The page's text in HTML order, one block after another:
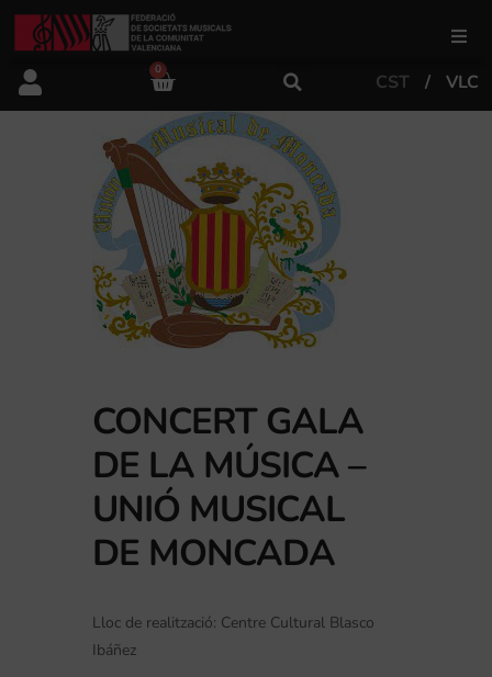
FSMCV
Àrea de gestió
Àrea educativa
Àrea Artística
0
CST VLC
CONCERT GALA
DE LA MÚSICA –
UNIÓ MUSICAL
DE MONCADA
Lloc de realització: Centre Cultural Blasco
Ibáñez